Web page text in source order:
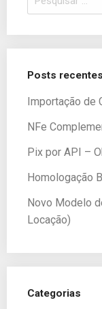
Posts recentes
Importação de
NFe
Pix por API –
Homologação
Novo Modelo
Locação)
Categorias